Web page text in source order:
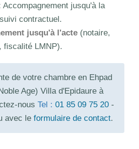
Accompagnement jusqu'à la
contractuel.
jusqu'à l'acte (notaire,
fiscalité LMNP).
de votre chambre en Ehpad
Age) Villa d'Epidaure à
nous Tel : 01 85 09 75 20 -
avec le formulaire de contact.